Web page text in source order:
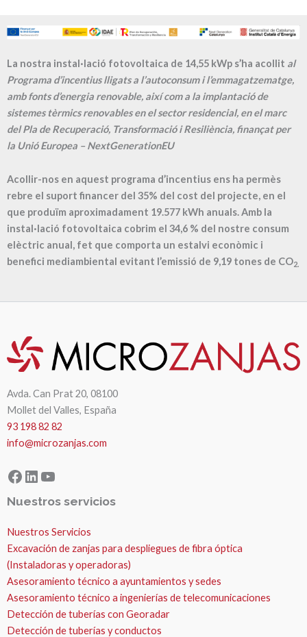
La nostra instal·lació fotovoltaica de 14,55 kWp s’ha acollit al
Programa d’incentius lligats a l’autoconsum i l’emmagatzematge,
amb fonts d’energia renovable, així com a la implantació de
sistemes tèrmics renovables en el sector residencial, en el marc
del Pla de Recuperació, Transformació i Resiliència, finançat per
la Unió Europea – NextGenerationEU
Acollir-nos en aquest programa d’incentius ens ha permès
rebre el suport financer del 35% del cost del projecte, en el
que produïm aproximadament 19.577 kWh anuals. Amb la
instal·lació fotovoltaica cobrim el 34,6 % del nostre consum
elèctric anual, fet que comporta un estalvi econòmic i
benefici mediambiental evitant l’emissió de 9,19 tones de CO2.
Avda. Can Prat 20, 08100
Mollet del Valles, España
93 198 82 82
info@microzanjas.com
Facebook
LinkedIn
YouTube
Nuestros servicios
Nuestros Servicios
Excavación de zanjas para despliegues de fibra óptica
(Instaladoras y operadoras)
Asesoramiento técnico a ayuntamientos y sedes
Asesoramiento técnico a ingenierías de telecomunicaciones
Detección de tuberías con Georadar
Detección de tuberías y conductos